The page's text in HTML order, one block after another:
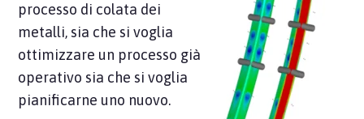
processo di colata dei
metalli, sia che si voglia
ottimizzare un processo già
operativo sia che si voglia
pianificarne uno nuovo.